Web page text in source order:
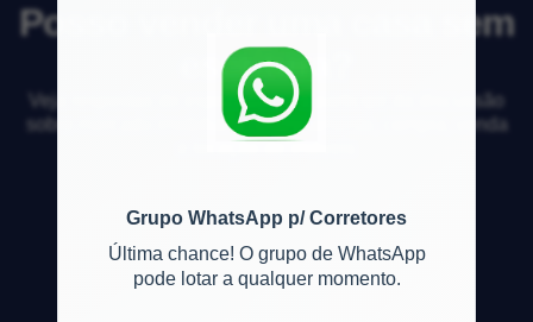
Grupo WhatsApp p/ Corretores
Última chance! O grupo de WhatsApp
pode lotar a qualquer momento.
Posso vender uma casa sem
escritura?
Veja respostas de especialistas e participe da discussão
sobre mercado imobiliário, financiamento, compra, venda
e locação de imóveis